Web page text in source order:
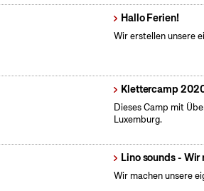
Hallo Ferien!
Wir erstellen unsere
Klettercamp
Dieses Camp mit
Luxemburg.
Lino sounds -
Wir machen unsere